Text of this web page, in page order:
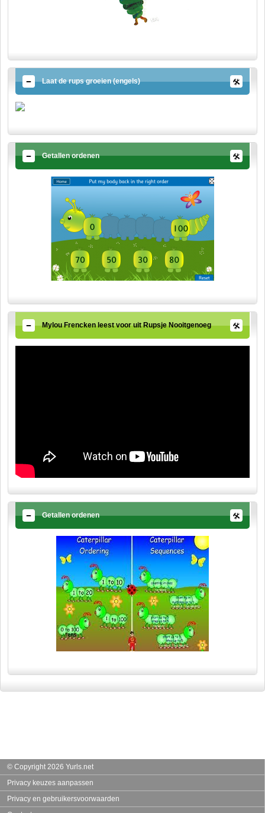
Laat de rups groeien (engels)
Getallen ordenen
Mylou Frencken leest voor uit Rupsje Nooitgenoeg
Getallen ordenen
© Copyright 2026 Yurls.net
Privacy keuzes aanpassen
Privacy en gebruikersvoorwaarden